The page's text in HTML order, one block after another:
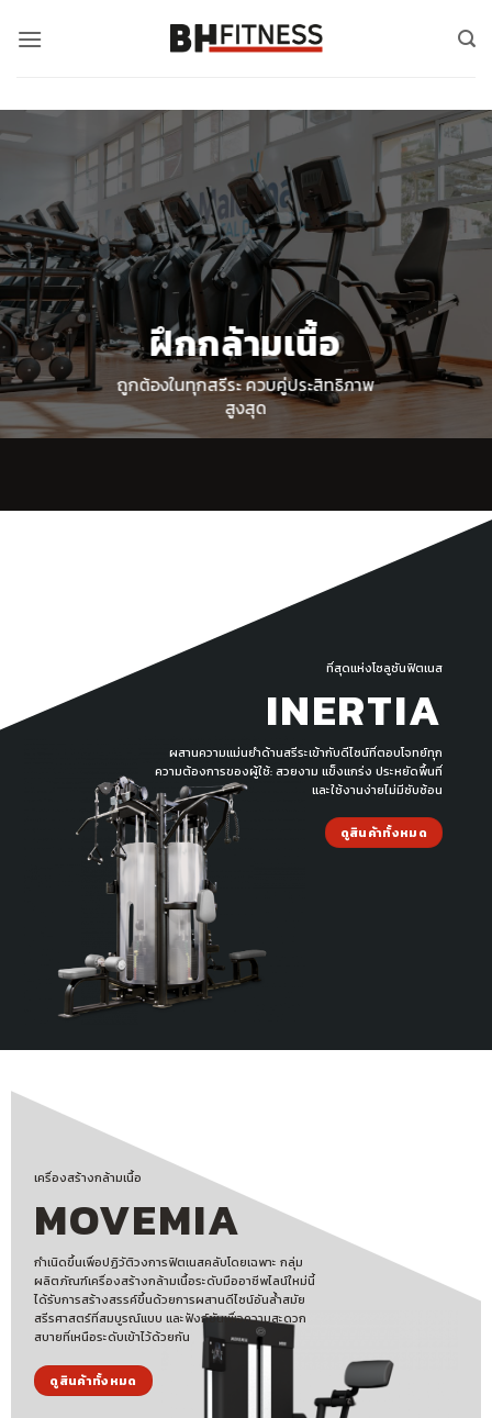
ฝึกกล้ามเนื้อ
ถูกต้องในทุกสรีระ ควบคู่ประสิทธิภาพ
สูงสุด
ที่สุดแห่งโซลูชันฟิตเนส
INERTIA
ผสานความแม่นยำด้านสรีระเข้ากับดีไซน์ที่ตอบโจทย์ทุก
ความต้องการของผู้ใช้: สวยงาม แข็งแกร่ง ประหยัดพื้นที่
และใช้งานง่ายไม่มีซับซ้อน
ดูสินค้าทั้งหมด
เครื่องสร้างกล้ามเนื้อ
MOVEMIA
กำเนิดขึ้นเพื่อปฏิวัติวงการฟิตเนสคลับโดยเฉพาะ กลุ่ม
ผลิตภัณฑ์เครื่องสร้างกล้ามเนื้อระดับมืออาชีพไลน์ใหม่นี้
ได้รับการสร้างสรรค์ขึ้นด้วยการผสานดีไซน์อันล้ำสมัย
สรีรศาสตร์ที่สมบูรณ์แบบ และฟังก์ชันเพื่อความสะดวก
สบายที่เหนือระดับเข้าไว้ด้วยกัน
ดูสินค้าทั้งหมด